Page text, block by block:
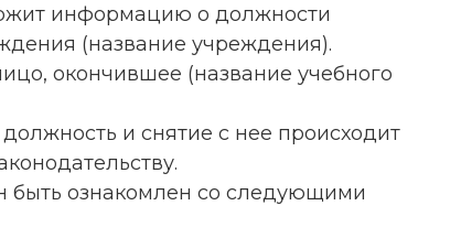
информацию о должности
(название учреждения).
окончившее (название учебного
и снятие с нее происходит
быть ознакомлен со следующими